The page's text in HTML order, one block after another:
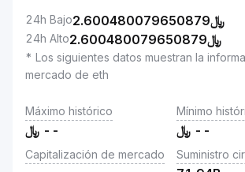
24h Bajo ﷼2.600480079650879
24h Alto ﷼2.600480079650879
* Los siguientes datos muestran la
mercado de eth
Máximo histórico
﷼ --
Mínimo
﷼ --
Capitalización de mercado Suministro